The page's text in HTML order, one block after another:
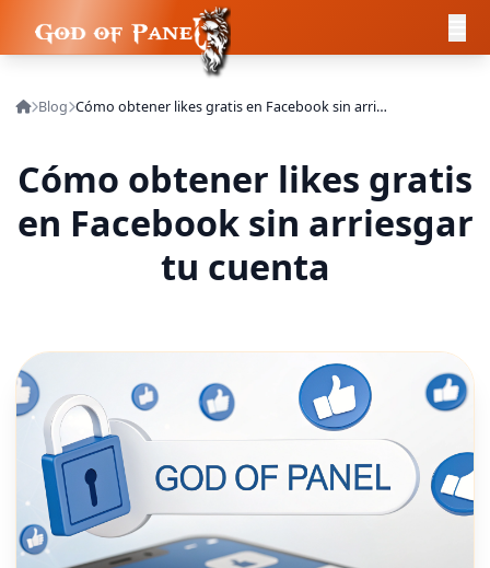
Blog Cómo obtener likes gratis en Facebook sin arriesgar tu cuenta
Cómo obtener likes gratis
en Facebook sin arriesgar
tu cuenta